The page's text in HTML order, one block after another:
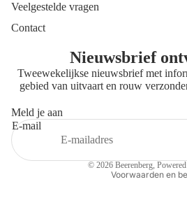
Veelgestelde vragen
Contact
Nieuwsbrief
Tweewekelijkse nieuwsbrief met
gebied van uitvaart en rouw
Meld je aan
E-mail
© 2026 Beerenberg,
Voorwaarden en